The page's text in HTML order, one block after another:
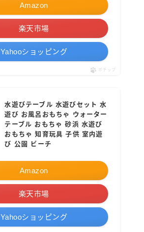
Amazon
楽天市場
Yahooショッピング
ポチップ
水遊びテーブル 水遊びセット 水
遊び お風呂おもちゃ ウォーター
テーブル おもちゃ 砂浜 水遊び
おもちゃ 知育玩具 子供 室内遊
び 公園 ビーチ
Amazon
楽天市場
Yahooショッピング